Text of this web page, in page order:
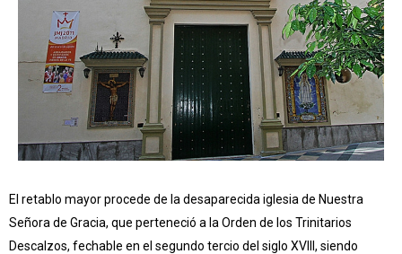
El retablo mayor procede de la desaparecida iglesia de Nuestra
Señora de Gracia, que perteneció a la Orden de los Trinitarios
Descalzos, fechable en el segundo tercio del siglo XVIII, siendo